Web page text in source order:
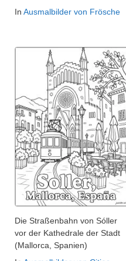
In Ausmalbilder von Frösche
Die Straßenbahn von Sóller
vor der Kathedrale der Stadt
(Mallorca, Spanien)